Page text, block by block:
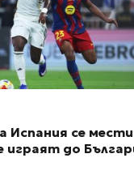
Испания се
играят до